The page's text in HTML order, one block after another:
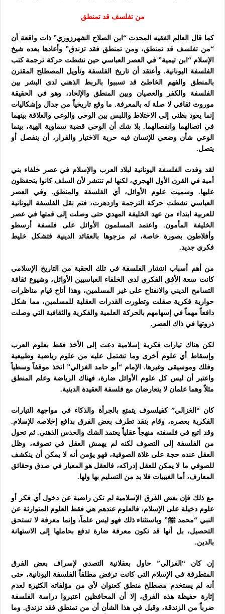
من تفلسف قد تمنطق
كما قال العالم الفقيه المحدث “ابن الصلاح الشهرزوري” ذات واقعة أن
“من تفلسف قد تمنطق، ومن تمنطق فقد تزندق” وأعادها بعده شيخ
الإسلام “ابن تيمية” في العصر العباسي حين نشطت حركة ترجمة كتب
الفلسفة اليونانية. وأعتقد أن تاريخ الفلسفة وتأويل المصطلح المقترن
بالمنطق والفهم الخاطئ قد تسببوا بالربط الذهني لدى البشر بين
الفلسفة والكفر والعصيان وبين المنطق والإلحاد، وهو في الحقيقة
موروث ثقافي لا صلة له بالمعرفة. ما وقع تاريخياً من جدال وإشكاليات
إنما يعود بظني إلى الاختلاط واللبس بين الوحي والوعي والعلاقة بينهما
في اتصالهما وانفصالهما. بلا شك أن الوحي قضية سماوية الهية، بينما
الوعي شأن وضعي للإنسان فيه حرية الاختيار والقرار، أن ينفصل أو
يتصل.
لقد وفدت الفلسفة اليونانية لبلاد العرب والإسلام في عصر خلفاء بني
أمية في القرن الأول الهجري، لكنها لم تنتشر لأن السلف كانوا يتحفظون
عليها. وسميت علوم الأوائل، أي الفلسفة والمنطق. وفي العصر
العباسي نشطت حركة الترجمة وازدهرت، فتم نقل الفلسفة اليونانية
للعربية ابتداء من عهد الخليفة المهدي حتى وصلت إلى قمتها في عصر
الخليفة المأمون. واعتمد المسلمون الأوائل على فلسفة أرسطو
وأفلاطون بصورة خاصة، ثم مزجوها بالعقائد الدينية فتشكل خليط
فكري جديد.
من أهم أسباب انتشار الفلسفة في تلك الحقبة من التاريخ الإسلامي
كانت سعة الأفق الفكري لدى الخلفاء العباسيين الأوائل، وشيوع ثقافة
التسامح الديني والانفتاح على غير المسلمين، وهذا أتاح قيام مناظرات
حوارية فكرية صقلت وتطورت القدرات العقلية للمسلمين، مما شكل
دافعاً مهماً في إسهامهم بالحركة العلمية والفكرية والثقافية التي وصلت
ذروتها في ذاك العصر.
لكن هناك تيارات فكرية إسلامية دعت إلى الأخذ فقط بعلوم العرب
وإسقاط أي علوم أخرى وما تشتمل عليه من علوم رياضية وطبيعية
وفلك وموسيقى وغيرها. الإمام “أبو حامد الغزالي” اتخذ موقفاً وسطياً
واعتبر أن ليس كل علوم الأوائل ضارة، فهناك الرياضة وعلم المنطق
مثلاً وهما علمان لا يتعارضان مع فلسفة العقيدة الدينية.
كان “الغزالي” كفيلسوف يتمتع بالجرأة والذكاء في مواجهة التيارات
الفكرية بعصره، وقام بنقد تطرف بعض الفرق بدافع إخلاصه للإسلام.
وقد اتبع في فلسفته منهجاً عقلياً يعتمد الشك والحدس الذهني. ثم تحول
من الفلسفة إلى التصوف لكنه لم يهمش العقل في تصوفه، وظل
العقل عنده حجة على غلاة الصوفية، فهو يؤمن أنه لا يمكن أن ينكشف
للصوفي ما لا يمكن للعقل إدراكه، فالعقل هو المعيار في صدق وحقائق
المعارف، أما الغيبيات فلا بد من التسليم بها ولها.
مع ذلك فإن بعض الفرق الإسلامية لم تكن راضية عن دخول أي فكر أو
علوم دخيلة على الإسلام، فالعلوم عندهم هي فقط العلوم المتوارثة عن
النبي “محمد ﷺ” وباستثناء ذلك فهو ليس علماً، وإنما معرفة لا تستحق
التحصيل، بل أنها قد تكون معرفة ضارة تدفع بحاملها إلى الاستهانة
بالدين.
إن كان “الغزالي” حاول بعقلانية التصدي لإسراف بعض الفرق
المتطرفة في الإسلام التي كانت ترفض مطلقاً الفلسفة اليونانية، حتى
أنه لم يستخدم مصطلح منطق كعنوان لأي من مؤلفاته الكثيرة لعدم
إثارة حفيظة هذه الفرق، إلا أن المحافظين اعتبروا دراسة الفلسفة
ضرباً من الزندقة، وقيل في هذا الشأن أن من تمنطق فقد تزندق. وما